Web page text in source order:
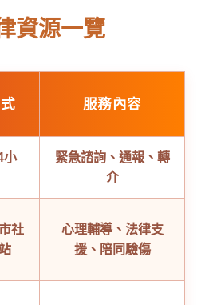
資源一覽
服務內容
小
緊急諮詢、通報、轉
介
社
心理輔導、法律支
援、陪同驗傷